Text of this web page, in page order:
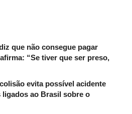
que não consegue pagar
“Se tiver que ser preso,
evita possível acidente
ao Brasil sobre o